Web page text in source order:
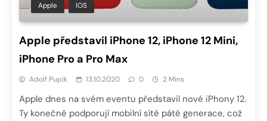
Apple IOS
Apple představil iPhone 12, iPhone 12 Mini,
iPhone Pro a Pro Max
Adolf Pupík 13.10.2020 0 2 Mins
Apple dnes na svém eventu představil nové iPhony 12.
Ty konečně podporují mobilní sítě páté generace, což